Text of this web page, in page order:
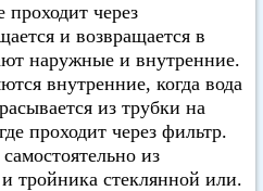
проходит через
и возвращается в
наружные и внутренние.
внутренние, когда вода
из трубки на
проходит через фильтр.
из
тройника стеклянной или.